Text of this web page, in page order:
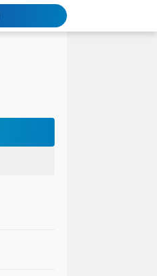
Sekolah Gagasceria Jadi Rujukan Pembelajaran Mendalam bagi Delegasi Malaysia
International Guest Lecturer Jadi Langkah FEB Uhamka Raih Akreditasi Internasional